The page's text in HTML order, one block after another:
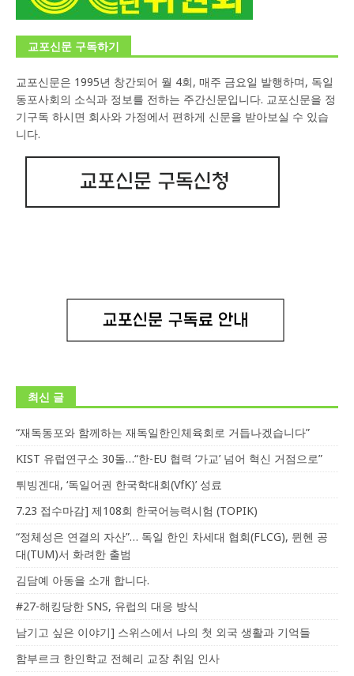
교포신문 구독하기
교포신문은 1995년 창간되어 월 4회, 매주 금요일 발행하며, 독일
동포사회의 소식과 정보를 전하는 주간신문입니다. 교포신문을 정
기구독 하시면 회사와 가정에서 편하게 신문을 받아보실 수 있습
니다.
최신 글
“재독동포와 함께하는 재독일한인체육회로 거듭나겠습니다”
KIST 유럽연구소 30돌…“한-EU 협력 ‘가교’ 넘어 혁신 거점으로”
튀빙겐대, ‘독일어권 한국학대회(VfK)’ 성료
7.23 접수마감] 제108회 한국어능력시험 (TOPIK)
“정체성은 연결의 자산”… 독일 한인 차세대 협회(FLCG), 뮌헨 공
대(TUM)서 화려한 출범
김담예 아동을 소개 합니다.
#27-해킹당한 SNS, 유럽의 대응 방식
남기고 싶은 이야기] 스위스에서 나의 첫 외국 생활과 기억들
함부르크 한인학교 전혜리 교장 취임 인사